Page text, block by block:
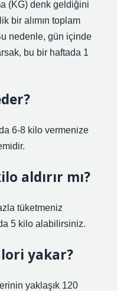
(KG) denk geldiğini
bir alımın toplam
nedenle, gün içinde
bu bir haftada 1
6-8 kilo vermenize
aldırır mı?
tüketmeniz
5 kilo alabilirsiniz.
yakar?
yaklaşık 120